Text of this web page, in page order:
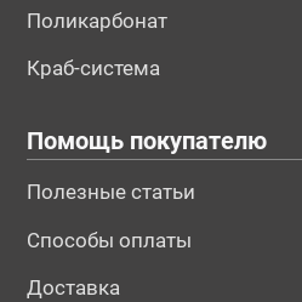
Поликарбонат
Краб-система
Помощь покупателю
Полезные статьи
Способы оплаты
Доставка